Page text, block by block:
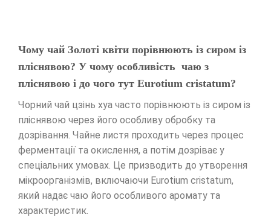
Чому чай Золоті квіти порівнюють із сиром із
пліснявою? У чому особливість чаю з
пліснявою і до чого тут Eurotium cristatum?
Чорний чай цзінь хуа часто порівнюють із сиром із
пліснявою через його особливу обробку та
дозрівання. Чайне листя проходить через процес
ферментації та окислення, а потім дозріває у
спеціальних умовах. Це призводить до утворення
мікроорганізмів, включаючи Eurotium cristatum,
який надає чаю його особливого аромату та
характеристик.